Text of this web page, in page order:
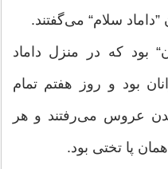
سلام“ مى‌گفتند.
بود که در منزل داماد
بود و روز هفتم تمام
عروس مى‌رفتند و هر
پا تختى بود.